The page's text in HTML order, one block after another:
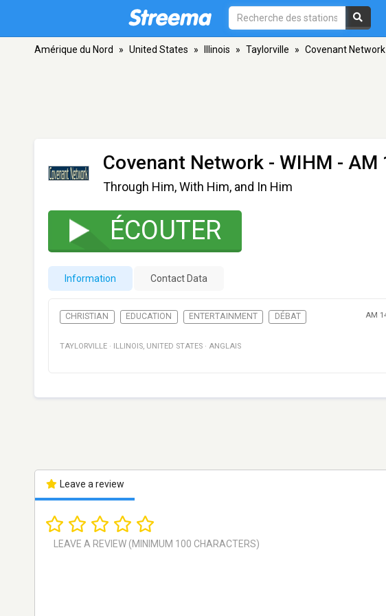
Amérique du Nord » United States » Illinois » Taylorville » Covenant Network
Covenant Network - WIHM - AM
Through Him, With Him, and In Him
ÉCOUTER
Information Contact Data
CHRISTIAN EDUCATION ENTERTAINMENT DÉBAT AM
TAYLORVILLE · ILLINOIS, UNITED STATES · ANGLAIS
Leave a review